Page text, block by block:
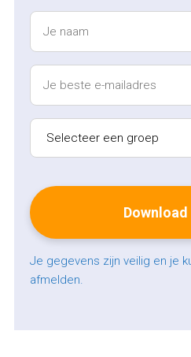
Je gegevens zijn veilig en je
afmelden.